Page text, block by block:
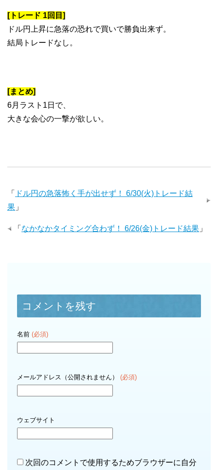
[トレード 1回目]
ドル円上昇に急落の恐れで買いで勝負出来ず。
結局トレードなし。
[まとめ]
6月ラスト1日で、
大きな会心の一撃が欲しい。
「
ドル円の急落怖く手が出せず！ 6/30(火)トレード結
果 」
「 なかなかタイミング合わず！ 6/26(金)トレード結果 」
コメントを残す
名前 (必須)
メールアドレス（公開されません） (必須)
ウェブサイト
次回のコメントで使用するためブラウザーに自分